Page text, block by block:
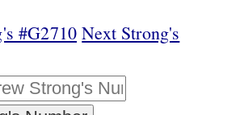
#G2710 Next Strong's